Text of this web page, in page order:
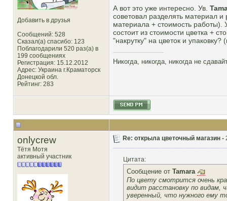
Добавить в друзья
Сообщений: 528
Сказал(а) спасибо: 123
Поблагодарили 520 раз(а) в
199 сообщениях
Регистрация: 15.12.2012
Адрес: Украина г.Краматорск
Донецкой обл.
Рейтинг: 283
А вот это уже интересно. Ув.
советовал разделять материал
материала + стоимость работы).
состоит из стоимости цветка +
"накрутку" на цветок и
Никогда, никогда, никогда не
onlycrew
Тётя Мотя
активный участник
Re: открыла цветочный магазин -
Цитата:
Сообщение от Tamara
По цвету смотрится очень
видит расстановку по видам,
уверенный, что нужного ему